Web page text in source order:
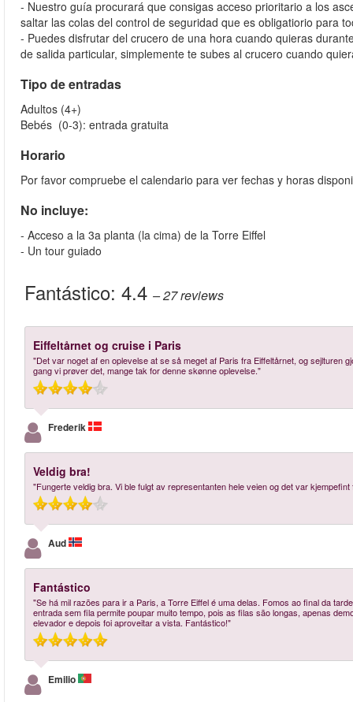
- Nuestro guía procurará que consigas acceso prioritario a los
saltar las colas del control de seguridad que es obligatiorio para
- Puedes disfrutar del crucero de una hora cuando quieras
de salida particular, simplemente te subes al crucero cuando
Tipo de entradas
Adultos (4+)
Bebés (0-3): entrada gratuita
Horario
Por favor compruebe el calendario para ver fechas y horas
No incluye:
- Acceso a la 3a planta (la cima) de la Torre Eiffel
- Un tour guiado
Fantástico: 4.4 – 27reviews
Eiffeltårnet og cruise i Paris
"Det var noget af en oplevelse at se så meget af Paris fra Eiffeltårnet, og
gang vi prøver det, mange tak for denne skønne oplevelse."
Frederik
Veldig bra!
"Fungerte veldig bra. Vi ble fulgt av representanten hele veien og det var
Aud
Fantástico
"Se há mil razões para ir a Paris, a Torre Eiffel é uma delas. Fomos ao final da
entrada sem fila permite poupar muito tempo, pois as filas são longas, apenas
elevador e depois foi aproveitar a vista. Fantástico!"
Emilio